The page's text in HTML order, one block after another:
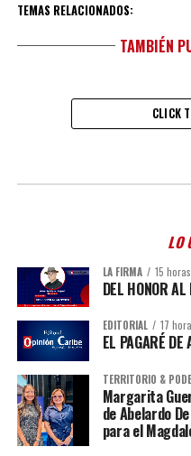
TEMAS RELACIONADOS:
TAMBIÉN
CLICK
LO
LA FIRMA 15
DEL HONOR
EDITORIAL 17
EL PAGARÉ DE
TERRITORIO &
Margarita
de Abelardo
para el